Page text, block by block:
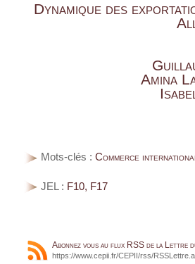
Dynamique des
Amina
Mots-clés : Commerce
JEL : F10, F17
Abonnez vous au flux RSS de la Lettre
https://www.cepii.fr/CEPII/rss/